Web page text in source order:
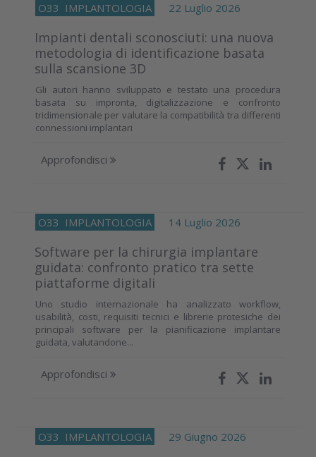
O33 IMPLANTOLOGIA 22 Luglio 2026
Impianti dentali sconosciuti: una nuova
metodologia di identificazione basata
sulla scansione 3D
Gli autori hanno sviluppato e testato una procedura
basata su impronta, digitalizzazione e confronto
tridimensionale per valutare la compatibilità tra differenti
connessioni implantari
Approfondisci
O33 IMPLANTOLOGIA 14 Luglio 2026
Software per la chirurgia implantare
guidata: confronto pratico tra sette
piattaforme digitali
Uno studio internazionale ha analizzato workflow,
usabilità, costi, requisiti tecnici e librerie protesiche dei
principali software per la pianificazione implantare
guidata, valutandone...
Approfondisci
O33 IMPLANTOLOGIA 29 Giugno 2026